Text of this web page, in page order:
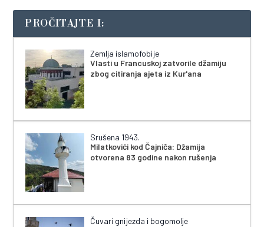
PROČITAJTE I:
Zemlja islamofobije
Vlasti u Francuskoj zatvorile džamiju
zbog citiranja ajeta iz Kur'ana
Srušena 1943.
Milatkovići kod Čajniča: Džamija
otvorena 83 godine nakon rušenja
Čuvari gnijezda i bogomolje